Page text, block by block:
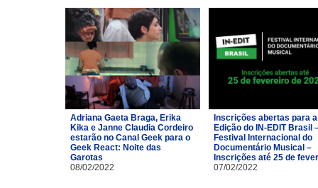
Adriana Gaeta Braga, Erika
Kika e Janne Claudia Cordeiro
estarão no Canal Geek para o
Geek React: Noite das
Garotas
08/02/2022
Inscrições abertas para a
Edição do IN-EDIT Brasil
Festival Internacional do
Documentário Musical –
Inscrições até 25 de
07/02/2022